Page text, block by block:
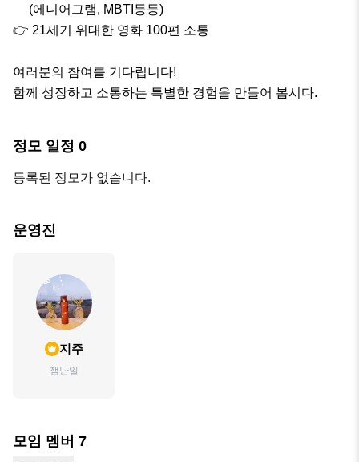
(에니어그램, MBTI등등)
👉 21세기 위대한 영화 100편 소통
여러분의 참여를 기다립니다!
함께 성장하고 소통하는 특별한 경험을 만들어 봅시다.
정모 일정 0
등록된 정모가 없습니다.
운영진
지주
잼난일
모임 멤버 7